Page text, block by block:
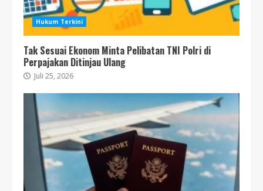
Hukum Terkini
Tak Sesuai Ekonom Minta Pelibatan TNI Polri di
Perpajakan Ditinjau Ulang
Juli 25, 2026